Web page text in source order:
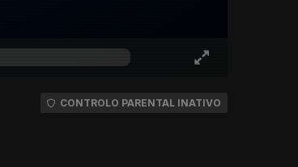
CONTROLO PARENTAL INATIVO